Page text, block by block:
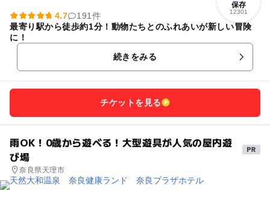
保存
12301
4.7
191件
最寄り駅から徒歩約1分！動物たちとのふれあいが新しい冒険
に！
続きをみる
チケットを見る
雨OK！0歳から遊べる！大型遊具が人気の屋内遊
び場
奈良県天理市